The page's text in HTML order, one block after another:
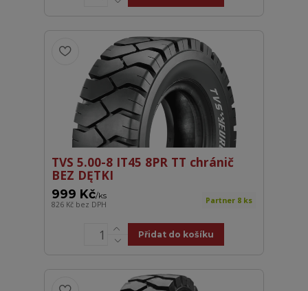
TVS 5.00-8 IT45 8PR TT chránič
BEZ DĘTKI
999 Kč/ks
826 Kč bez DPH Partner 8 ks
Přidat do košíku